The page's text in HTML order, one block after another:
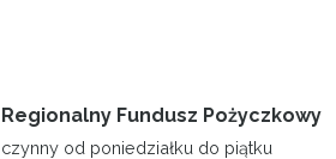
Regionalny Fundusz Pożyczkowy
czynny od poniedziałku do piątku